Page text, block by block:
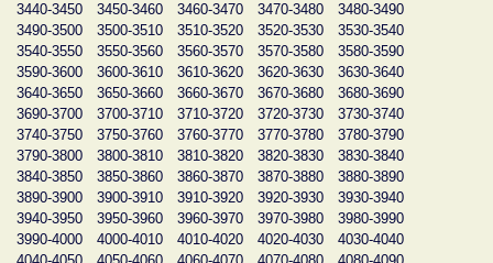
3440-3450
3450-3460 3460-3470 3470-3480
3480-3490
3490-3500
3500-3510 3510-3520 3520-3530
3530-3540
3540-3550
3550-3560 3560-3570 3570-3580
3580-3590
3590-3600
3600-3610 3610-3620 3620-3630
3630-3640
3640-3650
3650-3660 3660-3670 3670-3680
3680-3690
3690-3700
3700-3710 3710-3720 3720-3730
3730-3740
3740-3750
3750-3760 3760-3770 3770-3780
3780-3790
3790-3800
3800-3810 3810-3820 3820-3830
3830-3840
3840-3850
3850-3860 3860-3870 3870-3880
3880-3890
3890-3900
3900-3910 3910-3920 3920-3930
3930-3940
3940-3950
3950-3960 3960-3970 3970-3980
3980-3990
3990-4000
4000-4010 4010-4020 4020-4030
4030-4040